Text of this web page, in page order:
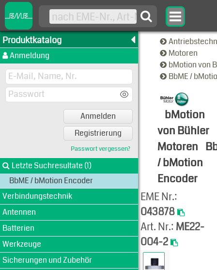
Produktkatalog
Anmeldung
Anmelden
Registrierung
Passwort vergessen?
Letzte Suchresultate (1)
BbME / bMotion Encoder
Verbindungstechnik
Antennen
Batterien
Werkzeuge
Sicherungen und Zubehör
Motoren
bMotion von
BbME /
bMotion
von Bühler
Motoren
/ bMotion
Encoder
Produkt-
EME Nr.:
043878
Art. Nr.: ME22-
004-2